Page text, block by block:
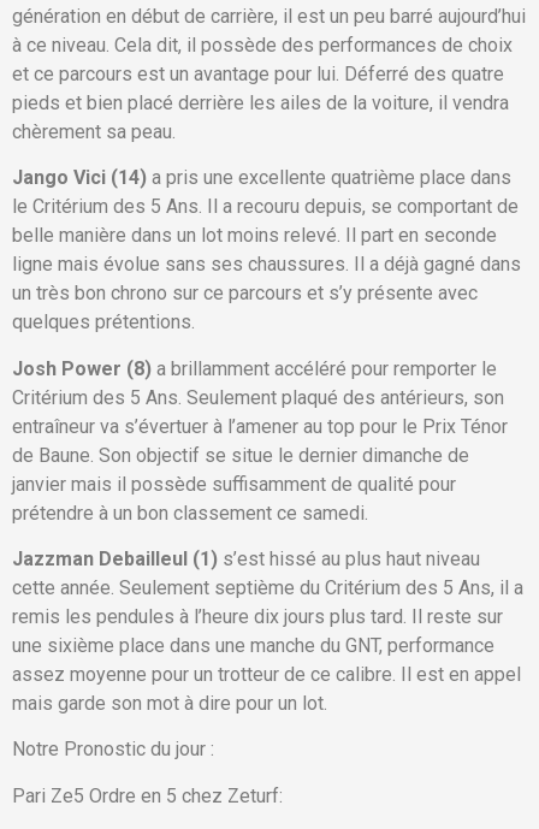
génération en début de carrière, il est un peu barré aujourd’hui
à ce niveau. Cela dit, il possède des performances de choix
et ce parcours est un avantage pour lui. Déferré des quatre
pieds et bien placé derrière les ailes de la voiture, il vendra
chèrement sa peau.
Jango Vici (14) a pris une excellente quatrième place dans
le Critérium des 5 Ans. Il a recouru depuis, se comportant de
belle manière dans un lot moins relevé. Il part en seconde
ligne mais évolue sans ses chaussures. Il a déjà gagné dans
un très bon chrono sur ce parcours et s’y présente avec
quelques prétentions.
Josh Power (8) a brillamment accéléré pour remporter le
Critérium des 5 Ans. Seulement plaqué des antérieurs, son
entraîneur va s’évertuer à l’amener au top pour le Prix Ténor
de Baune. Son objectif se situe le dernier dimanche de
janvier mais il possède suffisamment de qualité pour
prétendre à un bon classement ce samedi.
Jazzman Debailleul (1) s’est hissé au plus haut niveau
cette année. Seulement septième du Critérium des 5 Ans, il a
remis les pendules à l’heure dix jours plus tard. Il reste sur
une sixième place dans une manche du GNT, performance
assez moyenne pour un trotteur de ce calibre. Il est en appel
mais garde son mot à dire pour un lot.
Notre Pronostic du jour :
Pari Ze5 Ordre en 5 chez Zeturf: